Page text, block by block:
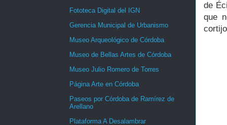
de
que
Fototeca Digital del IGN
Gerencia Municipal de Urbanismo
Museo Arqueológico de Córdoba
Museo de Bellas Artes de Córdoba
Museo Julio Romero de Torres
Página Arte en Córdoba
Paseos por Córdoba de Ramírez de
Arellano
Plataforma A Desalambrar